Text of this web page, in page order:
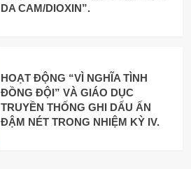
DA CAM/DIOXIN”.
HOẠT ĐỘNG “VÌ NGHĨA TÌNH
ĐỒNG ĐỘI” VÀ GIÁO DỤC
TRUYỀN THỐNG GHI DẤU ẤN
ĐẬM NÉT TRONG NHIỆM KỲ IV.